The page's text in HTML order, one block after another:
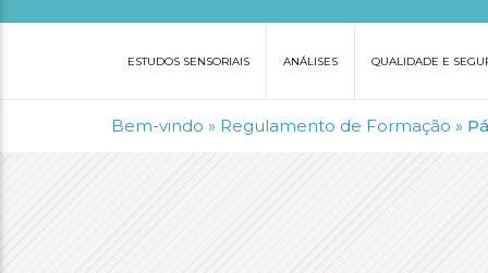
ESTUDOS SENSORIAIS ANÁLISES QUALIDADE E
Bem-vindo » Regulamento de Formação »